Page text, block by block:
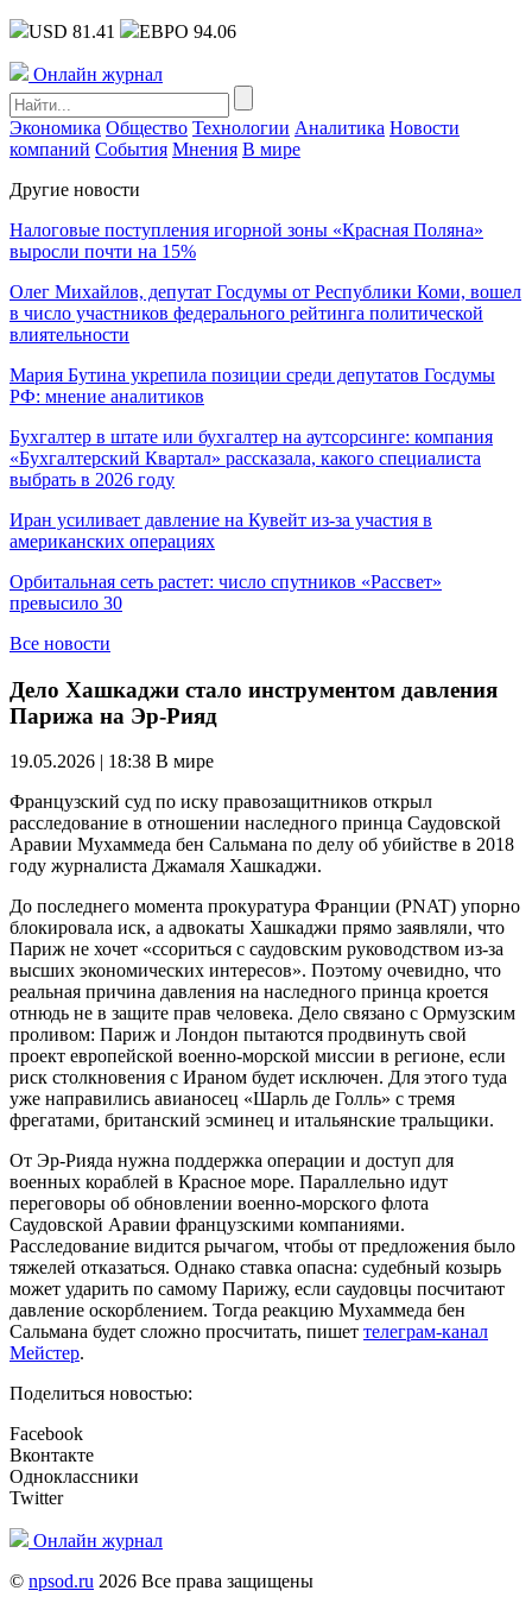
USD 81.41 ЕВРО 94.06
Онлайн журнал
Экономика Общество Технологии Аналитика Новости
компаний События Мнения В мире
Другие новости
Налоговые поступления игорной зоны «Красная Поляна»
выросли почти на 15%
Олег Михайлов, депутат Госдумы от Республики Коми, вошел
в число участников федерального рейтинга политической
влиятельности
Мария Бутина укрепила позиции среди депутатов Госдумы
РФ: мнение аналитиков
Бухгалтер в штате или бухгалтер на аутсорсинге: компания
«Бухгалтерский Квартал» рассказала, какого специалиста
выбрать в 2026 году
Иран усиливает давление на Кувейт из-за участия в
американских операциях
Орбитальная сеть растет: число спутников «Рассвет»
превысило 30
Все новости
Дело Хашкаджи стало инструментом давления
Парижа на Эр-Рияд
19.05.2026 | 18:38 В мире
Французский суд по иску правозащитников открыл
расследование в отношении наследного принца Саудовской
Аравии Мухаммеда бен Сальмана по делу об убийстве в 2018
году журналиста Джамаля Хашкаджи.
До последнего момента прокуратура Франции (PNAT) упорно
блокировала иск, а адвокаты Хашкаджи прямо заявляли, что
Париж не хочет «ссориться с саудовским руководством из-за
высших экономических интересов». Поэтому очевидно, что
реальная причина давления на наследного принца кроется
отнюдь не в защите прав человека. Дело связано с Ормузским
проливом: Париж и Лондон пытаются продвинуть свой
проект европейской военно-морской миссии в регионе, если
риск столкновения с Ираном будет исключен. Для этого туда
уже направились авианосец «Шарль де Голль» с тремя
фрегатами, британский эсминец и итальянские тральщики.
От Эр-Рияда нужна поддержка операции и доступ для
военных кораблей в Красное море. Параллельно идут
переговоры об обновлении военно-морского флота
Саудовской Аравии французскими компаниями.
Расследование видится рычагом, чтобы от предложения было
тяжелей отказаться. Однако ставка опасна: судебный козырь
может ударить по самому Парижу, если саудовцы посчитают
давление оскорблением. Тогда реакцию Мухаммеда бен
Сальмана будет сложно просчитать, пишет телеграм-канал
Мейстер.
Поделиться новостью:
Facebook
Вконтакте
Одноклассники
Twitter
Онлайн журнал
© npsod.ru 2026 Все права защищены